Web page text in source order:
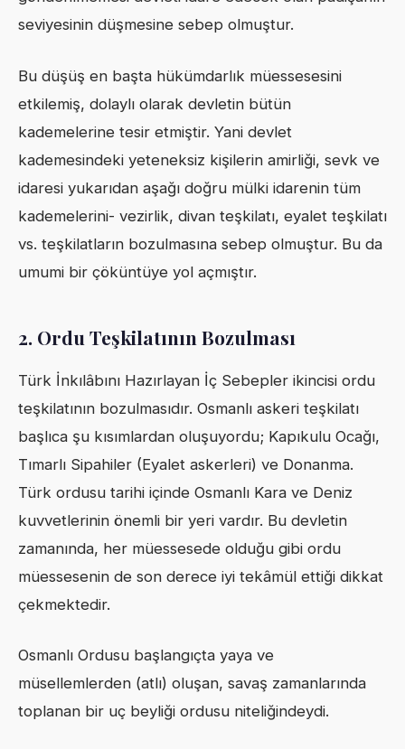
seviyesinin düşmesine sebep olmuştur.
Bu düşüş en başta hükümdarlık müessesesini
etkilemiş, dolaylı olarak devletin bütün
kademelerine tesir etmiştir. Yani devlet
kademesindeki yeteneksiz kişilerin amirliği, sevk ve
idaresi yukarıdan aşağı doğru mülki idarenin tüm
kademelerini- vezirlik, divan teşkilatı, eyalet teşkilatı
vs. teşkilatların bozulmasına sebep olmuştur. Bu da
umumi bir çöküntüye yol açmıştır.
2. Ordu Teşkilatının Bozulması
Türk İnkılâbını Hazırlayan İç Sebepler ikincisi ordu
teşkilatının bozulmasıdır. Osmanlı askeri teşkilatı
başlıca şu kısımlardan oluşuyordu; Kapıkulu Ocağı,
Tımarlı Sipahiler (Eyalet askerleri) ve Donanma.
Türk ordusu tarihi içinde Osmanlı Kara ve Deniz
kuvvetlerinin önemli bir yeri vardır. Bu devletin
zamanında, her müessesede olduğu gibi ordu
müessesenin de son derece iyi tekâmül ettiği dikkat
çekmektedir.
Osmanlı Ordusu başlangıçta yaya ve
müsellemlerden (atlı) oluşan, savaş zamanlarında
toplanan bir uç beyliği ordusu niteliğindeydi.